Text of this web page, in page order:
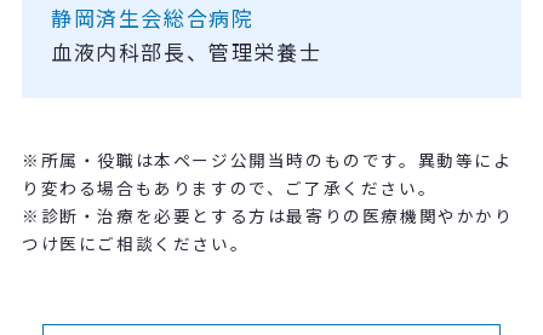
静岡済生会総合病院
血液内科部長、管理栄養士
※所属・役職は本ページ公開当時のものです。異動等によ
り変わる場合もありますので、ご了承ください。
※診断・治療を必要とする方は最寄りの医療機関やかかり
つけ医にご相談ください。